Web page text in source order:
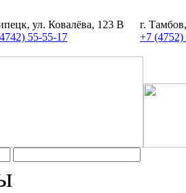
ул. Ковалёва, 123 В
55-55-17
г.
+7 (4752)
Задать вопрос